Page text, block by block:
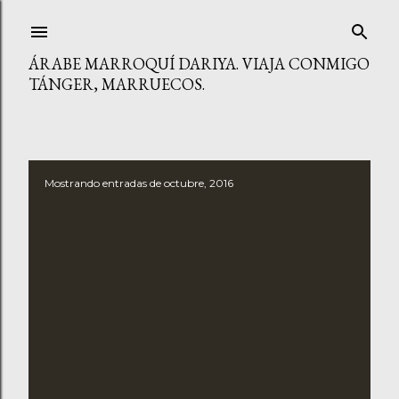
ÁRABE MARROQUÍ DARIYA. VIAJA CONMIGO
TÁNGER, MARRUECOS.
Mostrando entradas de octubre, 2016